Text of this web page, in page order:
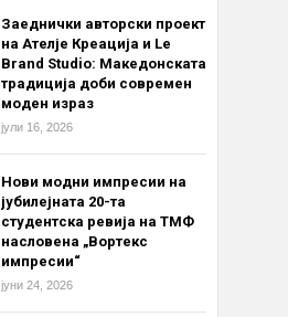
Заеднички авторски проект
на Ателје Креација и Le
Brand Studio: Македонската
традиција доби современ
моден израз
јули 16, 2026
Нови модни импресии на
јубилејната 20-та
студентска ревија на ТМФ
насловена „Вортекс
импресии“
јуни 24, 2026